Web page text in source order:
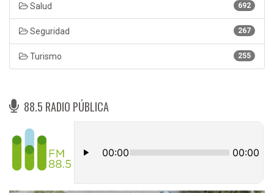
692
Salud
267
Seguridad
255
Turismo
88.5 RADIO PÚBLICA